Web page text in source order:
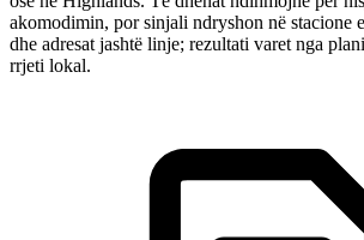
akomodimin, por sinjali ndryshon në stacione
dhe adresat jashtë linje; rezultati varet nga
rrjeti lokal.